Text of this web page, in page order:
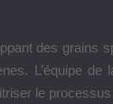
des grains
L’équipe de
le